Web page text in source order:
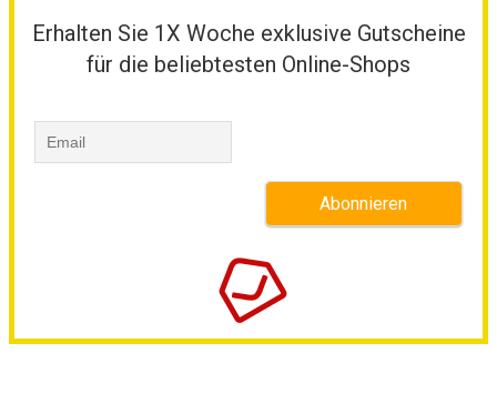
Erhalten Sie 1X Woche exklusive Gutscheine
für die beliebtesten Online-Shops